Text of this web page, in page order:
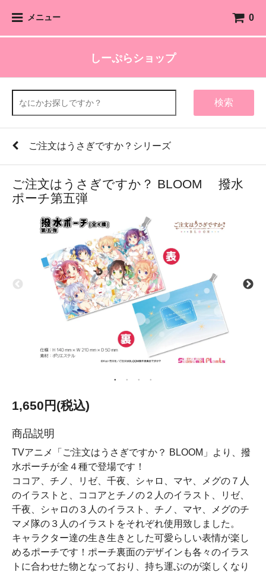
メニュー 0
しーぷらショップ
検索
ご注文はうさぎですか？シリーズ
ご注文はうさぎですか？ BLOOM 撥水
ポーチ第五弾
1,650円(税込)
商品説明
TVアニメ「ご注文はうさぎですか？ BLOOM」より、撥
水ポーチが全４種で登場です！
ココア、チノ、リゼ、千夜、シャロ、マヤ、メグの７人
のイラストと、ココアとチノの２人のイラスト、リゼ、
千夜、シャロの３人のイラスト、チノ、マヤ、メグのチ
マメ隊の３人のイラストをそれぞれ使用致しました。
キャラクター達の生き生きとした可愛らしい表情が楽し
めるポーチです！ポーチ裏面のデザインも各々のイラス
トに合わせた物となっており、持ち運ぶのが楽しくなり